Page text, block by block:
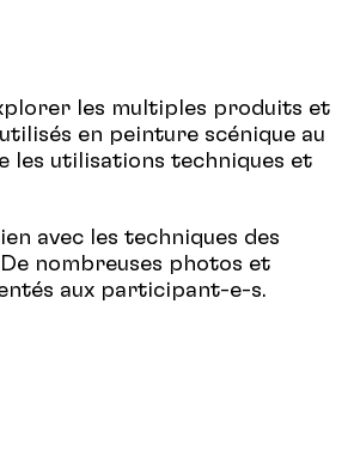
les multiples produits et
en peinture scénique au
les utilisations techniques et
avec les techniques des
nombreuses photos et
aux participant-e-s.